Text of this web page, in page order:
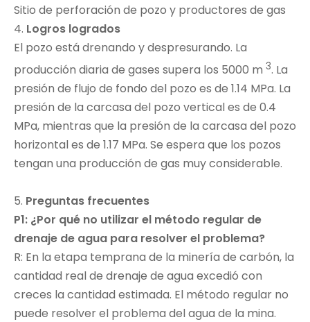
Sitio de perforación de pozo y productores de gas
4. Logros logrados
El pozo está drenando y despresurando. La
producción diaria de gases supera los 5000 m 3. La
presión de flujo de fondo del pozo es de 1.14 MPa. La
presión de la carcasa del pozo vertical es de 0.4
MPa, mientras que la presión de la carcasa del pozo
horizontal es de 1.17 MPa. Se espera que los pozos
tengan una producción de gas muy considerable.
5. Preguntas frecuentes
P1: ¿Por qué no utilizar el método regular de
drenaje de agua para resolver el problema?
R: En la etapa temprana de la minería de carbón, la
cantidad real de drenaje de agua excedió con
creces la cantidad estimada. El método regular no
puede resolver el problema del agua de la mina.